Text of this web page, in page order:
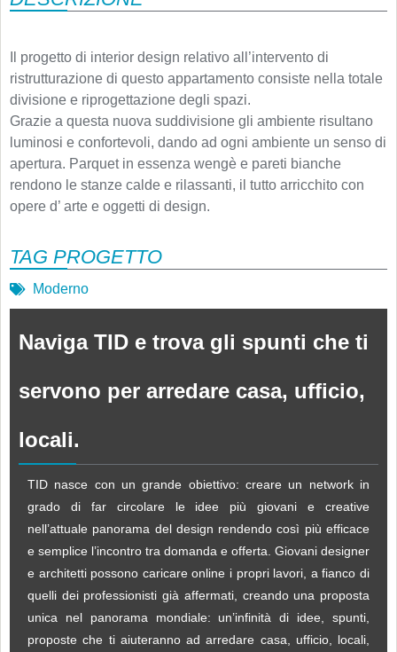
Il progetto di interior design relativo all’intervento di
ristrutturazione di questo appartamento consiste nella totale
divisione e riprogettazione degli spazi.
Grazie a questa nuova suddivisione gli ambiente risultano
luminosi e confortevoli, dando ad ogni ambiente un senso di
apertura. Parquet in essenza wengè e pareti bianche
rendono le stanze calde e rilassanti, il tutto arricchito con
opere d’ arte e oggetti di design.
TAG PROGETTO
Moderno
Naviga TID e trova gli spunti che ti
servono per arredare casa, ufficio,
locali.
TID nasce con un grande obiettivo: creare un network in
grado di far circolare le idee più giovani e creative
nell’attuale panorama del design rendendo così più efficace
e semplice l’incontro tra domanda e offerta. Giovani designer
e architetti possono caricare online i propri lavori, a fianco di
quelli dei professionisti già affermati, creando una proposta
unica nel panorama mondiale: un’infinità di idee, spunti,
proposte che ti aiuteranno ad arredare casa, ufficio, locali,